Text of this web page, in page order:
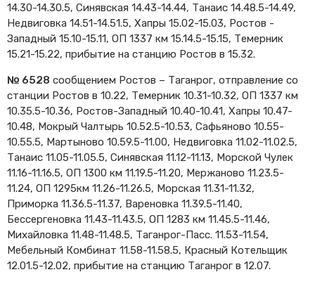
14.30-14.30.5, Синявская 14.43-14.44, Танаис 14.48.5-14.49,
Недвиговка 14.51-14.51.5, Хапры 15.02-15.03, Ростов -
Западный 15.10-15.11, ОП 1337 км 15.14.5-15.15, Темерник
15.21-15.22, прибытие на станцию Ростов в 15.32.
№ 6528 сообщением Ростов – Таганрог, отправление со
станции Ростов в 10.22, Темерник 10.31-10.32, ОП 1337 км
10.35.5-10.36, Ростов-Западный 10.40-10.41, Хапры 10.47-
10.48, Мокрый Чалтырь 10.52.5-10.53, Сафьяново 10.55-
10.55.5, Мартыново 10.59.5-11.00, Недвиговка 11.02-11.02.5,
Танаис 11.05-11.05.5, Синявская 11.12-11.13, Морской Чулек
11.16-11.16.5, ОП 1300 км 11.19.5-11.20, Мержаново 11.23.5-
11.24, ОП 1295км 11.26-11.26.5, Морская 11.31-11.32,
Приморка 11.36.5-11.37, Вареновка 11.39.5-11.40,
Бессергеновка 11.43-11.43.5, ОП 1283 км 11.45.5-11.46,
Михайловка 11.48-11.48.5, Таганрог-Пасс. 11.53-11.54,
Мебельный Комбинат 11.58-11.58.5, Красный Котельщик
12.01.5-12.02, прибытие на станцию Таганрог в 12.07.